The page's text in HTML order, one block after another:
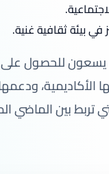
بيئة ثقافية غنية.
يسعون للحصول
الأكاديمية،
تربط بين الماضي